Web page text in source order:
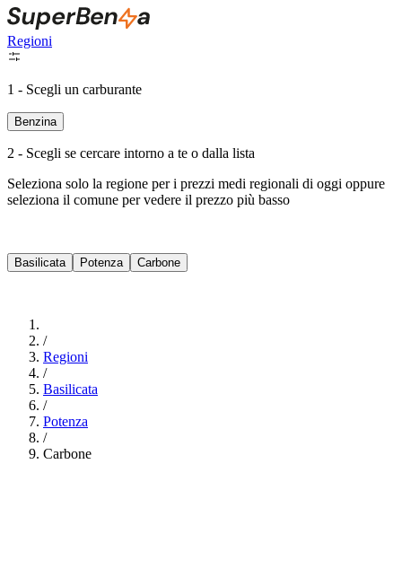
Regioni
1 - Scegli un carburante
Benzina
2 - Scegli se cercare intorno a te o dalla lista
Seleziona solo la regione per i prezzi medi regionali di oggi oppure
seleziona il comune per vedere il prezzo più basso
Basilicata Potenza Carbone
/
Regioni
/
Basilicata
/
Potenza
/
Carbone